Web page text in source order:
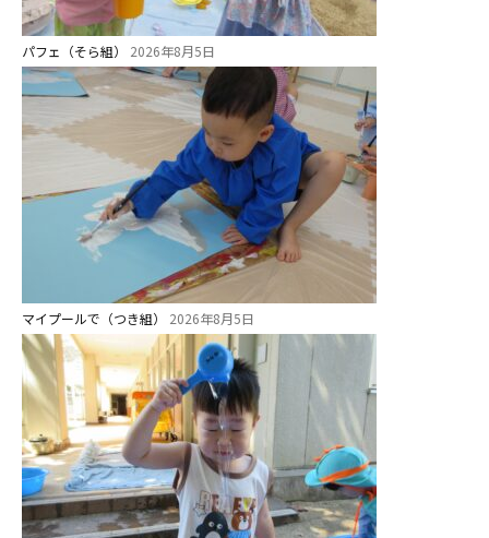
パフェ（そら組） 2026年8月5日
マイプールで（つき組） 2026年8月5日